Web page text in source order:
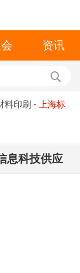
资讯
料印刷 - 上海标
息科技供应